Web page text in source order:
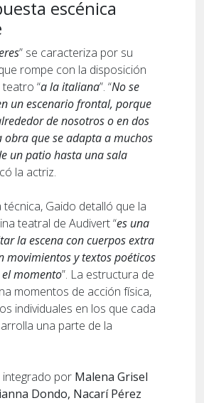
escénica
” se caracteriza por su
rompe con la disposición
“a la italiana”. “No se
un escenario frontal, porque
de nosotros o en dos
obra que se adapta a muchos
un patio hasta una sala
la actriz.
técnica, Gaido detalló que la
teatral de Audivert “es una
la escena con cuerpos extra
movimientos y textos poéticos
momento”. La estructura de
momentos de acción física,
individuales en los que cada
una parte de la
integrado por Malena Grisel
Dondo, Nacarí Pérez